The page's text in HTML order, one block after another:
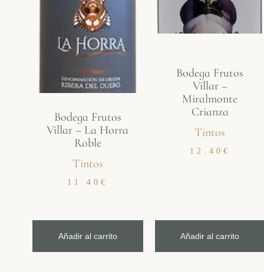
Bodega Frutos
Villar – La Horra
Roble
Tintos
11.40€
Añadir al carrito
Bodega Frutos
Villar –
Miralmonte
Crianza
Tintos
12.40 €
Añadir al carrito